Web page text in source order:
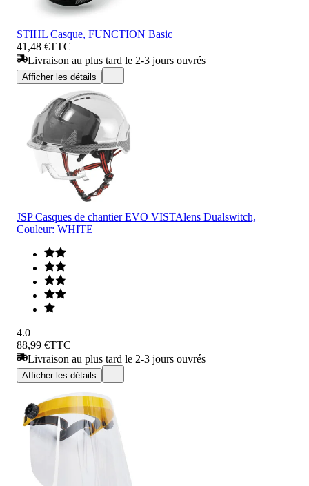
STIHL Casque, FUNCTION Basic
41,48 €TTC
Livraison au plus tard le 2-3 jours ouvrés
Afficher les détails
JSP Casques de chantier EVO VISTAlens Dualswitch,
Couleur: WHITE
4.0
88,99 €TTC
Livraison au plus tard le 2-3 jours ouvrés
Afficher les détails